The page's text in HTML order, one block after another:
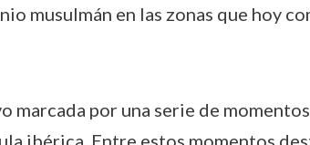
musulmán en las zonas que hoy
marcada por una serie de
ibérica. Entre estos momentos